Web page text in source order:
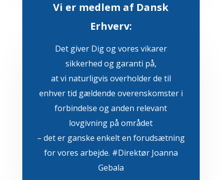
Vi er medlem af Dansk
Erhverv:
Det giver Dig og vores vikarer
sikkerhed og garanti på,
at vi naturligvis overholder de til
enhver tid gældende overenskomster i
forbindelse og anden relevant
lovgivning på området
– det er ganske enkelt en forudsætning
for vores arbejde. #Direktør Joanna
Gebala